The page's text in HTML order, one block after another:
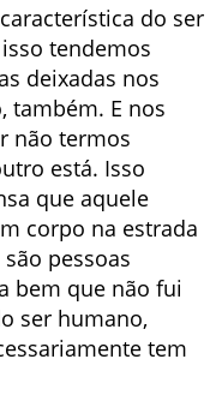
do ser
tendemos
deixadas nos
também. E nos
não termos
está. Isso
que aquele
corpo na estrada
pessoas
bem que não fui
ser humano,
tem